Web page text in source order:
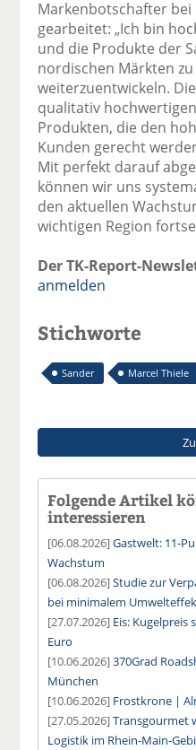
Markenbotschafter bei
gearbeitet: „Ich bin
und die Produkte der
nordischen Märkten
weiterzuentwickeln.
qualitativ
Produkten, die den
Kunden gerecht
Mit perfekt darauf
können wir uns
den aktuellen
wichtigen Region
Der TK-Report-
anmelden
Stichworte
Sander Marcel Thiele
Folgende Artikel
interessieren
[06.08.2026]Gastwelt: 11-
Wachstum
[06.08.2026]Studie zur
bei minimalem
[27.07.2026] Eis: Kugelpreis
Euro
[10.06.2026]370Grad
München
[10.06.2026] Frostkrone |
[27.05.2026]Transgourmet
Logistik im Rhein-Main-